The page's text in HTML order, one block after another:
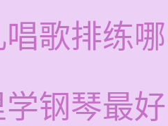
歌排练
钢琴最好